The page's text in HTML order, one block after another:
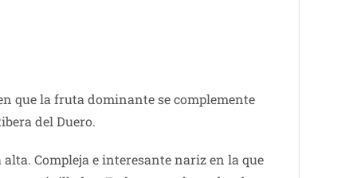
que la fruta dominante se complemente
del Duero.
Compleja e interesante nariz en la que